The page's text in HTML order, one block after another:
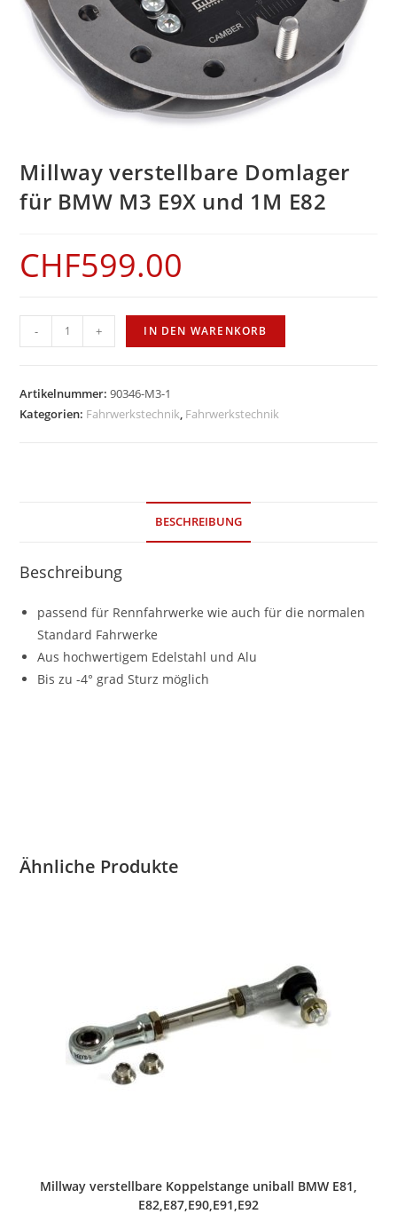
Millway verstellbare Domlager
für BMW M3 E9X und 1M E82
CHF599.00
verstellbare
für
BMW
- + IN DEN WARENKORB
Artikelnummer:90346-M3-1
Kategorien: Fahrwerkstechnik, Fahrwerkstechnik
BESCHREIBUNG
Beschreibung
passend für Rennfahrwerke wie auch für die normalen
Standard Fahrwerke
Aus hochwertigem Edelstahl und Alu
Bis zu -4° grad Sturz möglich
Ähnliche Produkte
Millway verstellbare Koppelstange uniball BMW E81,
E82,E87,E90,E91,E92